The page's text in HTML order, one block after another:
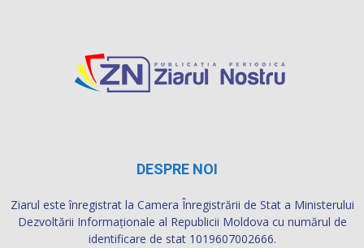
DESPRE NOI
Ziarul este înregistrat la Camera Înregistrării de Stat a Ministerului
Dezvoltării Informaţionale al Republicii Moldova cu numărul de
identificare de stat 1019607002666.